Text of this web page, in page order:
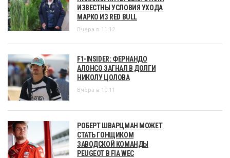
ИЗВЕСТНЫ УСЛОВИЯ УХОДА
МАРКО ИЗ RED BULL
Вчера в 11:12
F1-INSIDER: ФЕРНАНДО
АЛОНСО ЗАГНАЛ В ДОЛГИ
НИКОЛУ ЦОЛОВА
Вчера в 10:11
РОБЕРТ ШВАРЦМАН МОЖЕТ
СТАТЬ ГОНЩИКОМ
ЗАВОДСКОЙ КОМАНДЫ
PEUGEOT В FIA WEC